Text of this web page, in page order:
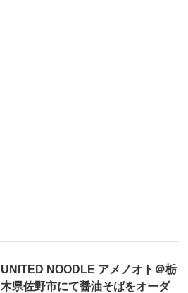
UNITED NOODLE アメノオト＠栃
木県佐野市にて醤油そばをオーダ